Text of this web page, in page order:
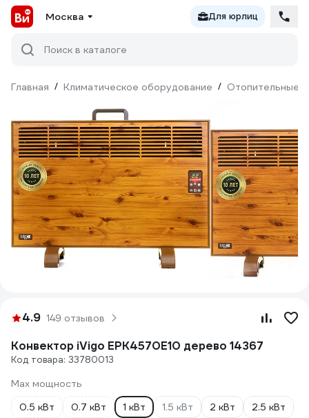
Москва Для юрлиц
Поиск в каталоге
Главная / Климатическое оборудование / Отопительные
4.9 149 отзывов
Конвектор iVigo EPK4570E10 дерево 14367
Код товара: 33780013
Max мощность
0.5 кВт
0.7 кВт 1 кВт 1.5 кВт 2 кВт
2.5 кВт